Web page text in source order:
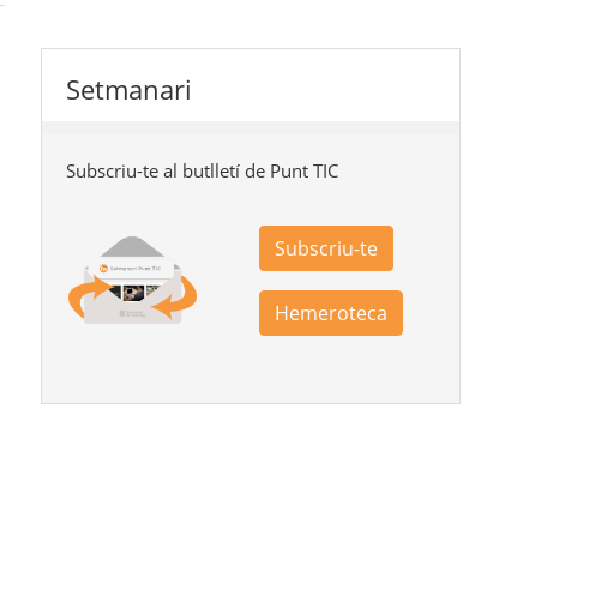
Setmanari
Subscriu-te al butlletí de Punt TIC
Subscriu-te
Hemeroteca